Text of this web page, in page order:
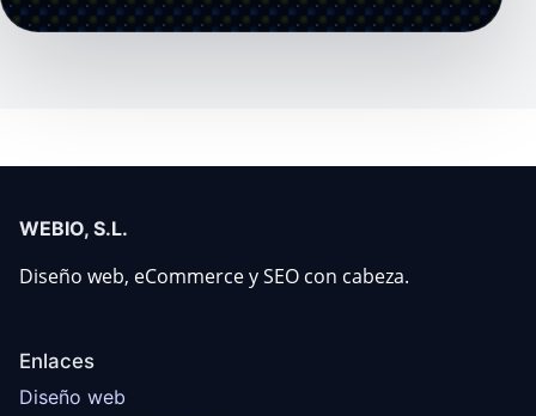
WEBIO, S.L.
Diseño web, eCommerce y SEO con cabeza.
Enlaces
Diseño web